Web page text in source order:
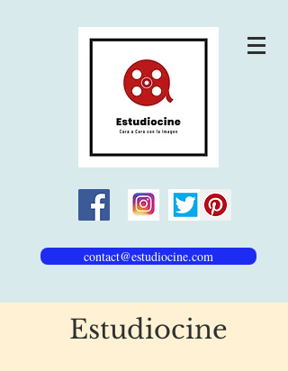
contact@estudiocine.com
Estudiocine